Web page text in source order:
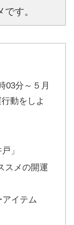
す。
03分～５月
動をしよ
」
スメの開運
アイテム